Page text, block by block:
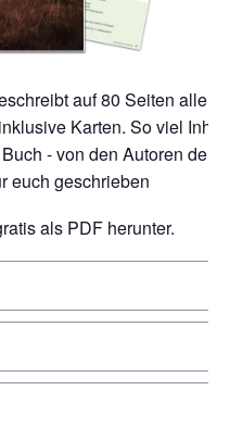
Karten. So viel Inhalt
- von den Autoren der
euch geschrieben
als PDF herunter.